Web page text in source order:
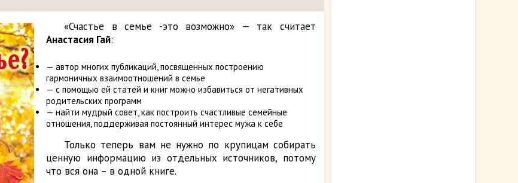
«Счастье в семье -это возможно» — так считает
Анастасия Гай:
— автор многих публикаций, посвященных построению
гармоничных взаимоотношений в семье
— с помощью ей статей и книг можно избавиться от негативных
родительских программ
— найти мудрый совет, как построить счастливые семейные
отношения, поддерживая постоянный интерес мужа к себе
Только теперь вам не нужно по крупицам собирать
ценную информацию из отдельных источников, потому
что вся она – в одной книге.